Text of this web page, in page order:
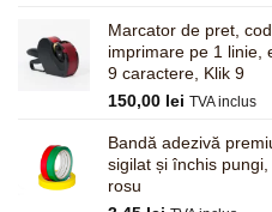
Marcator de pret,
imprimare pe 1 linie,
9 caractere, Klik 9
150,00 lei TVA inclus
Bandă adezivă
sigilat și închis pungi,
rosu